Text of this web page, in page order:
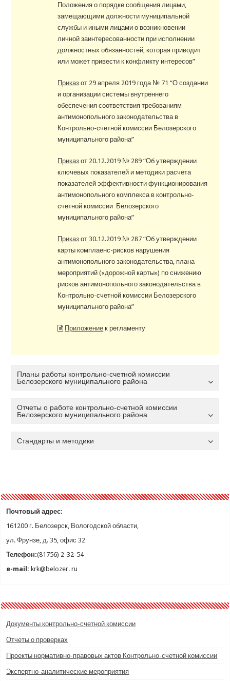
Положения о порядке сообщения лицами,
замещающими должности муниципальной
службы и иными лицами о возникновении
личной заинтересованности при исполнении
должностных обязанностей, которая приводит
или может привести к конфликту интересов”
Приказ от 29 апреля 2019 года № 71 “О создании
и организации системы внутреннего
обеспечения соответствия требованиям
антимонопольного законодательства в
Контрольно-счетной комиссии Белозерского
муниципального района”
Приказ от 20.12.2019 № 289 “Об утверждении
ключевых показателей и методики расчета
показателей эффективности функционирования
антимонопольного комплекса в контрольно-
счетной комиссии Белозерского
муниципального района”
Приказ от 30.12.2019 № 287 “Об утверждении
карты комплаенс-рисков нарушения
антимонопольного законодательства, плана
мероприятий («дорожной карты») по снижению
рисков антимонопольного законодательства в
Контрольно-счетной комиссии Белозерского
муниципального района”
Приложение к регламенту
Планы работы контрольно-счетной комиссии
Белозерского муниципального района
Отчеты о работе контрольно-счетной комиссии
Белозерского муниципального района
Стандарты и методики
Почтовый адрес:
161200 г. Белозерск, Вологодской области,
ул. Фрунзе, д. 35, офис 32
Телефон:(81756) 2-32-54
e-mail: krk@belozer. ru
Документы контрольно-счетной комиссии
Отчеты о проверках
Проекты нормативно-правовых актов Контрольно-счетной комиссии
Экспертно-аналитические мероприятия